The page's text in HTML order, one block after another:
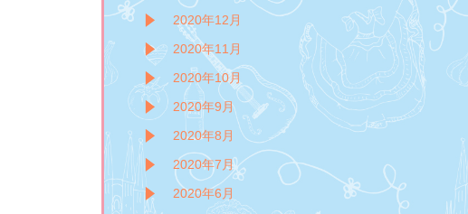
2020年12月
2020年11月
2020年10月
2020年9月
2020年8月
2020年7月
2020年6月